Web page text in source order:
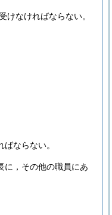
けなければならない。
ならない。
に，その他の職員にあ